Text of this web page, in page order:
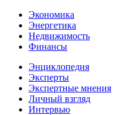
Экономика
Энергетика
Недвижимость
Финансы
Энциклопедия
Эксперты
Экспертные мнения
Личный взгляд
Интервью